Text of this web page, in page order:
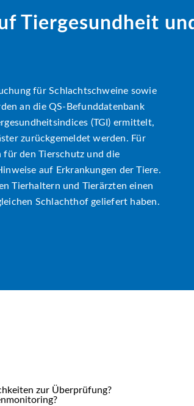
Tiergesundheit
für Schlachtschweine sowie
an die QS-Befunddatenbank
(TGI) ermittelt,
zurückgemeldet werden. Für
den Tierschutz und die
auf Erkrankungen der Tiere.
Tierhaltern und Tierärzten einen
Schlachthof geliefert haben.
zur Überprüfung?